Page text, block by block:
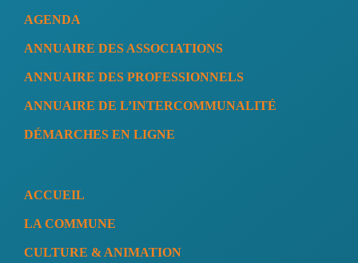
AGENDA
ANNUAIRE DES ASSOCIATIONS
ANNUAIRE DES PROFESSIONNELS
ANNUAIRE DE L’INTERCOMMUNALITÉ
DÉMARCHES EN LIGNE
ACCUEIL
LA COMMUNE
CULTURE & ANIMATION